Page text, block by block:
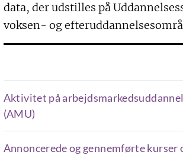
data, der udstilles på
voksen- og
Aktivitet på
(AMU)
Annoncerede og gennemførte kurser